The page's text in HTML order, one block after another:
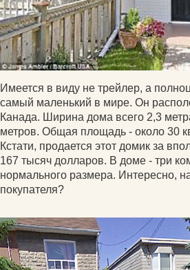
Имеется в виду не трейлер, а
самый маленький в мире. Он
Канада. Ширина дома всего 2,3
метров. Общая площадь - около 30
Кстати, продается этот домик за
167 тысяч долларов. В доме - три
нормального размера. Интересно,
покупателя?